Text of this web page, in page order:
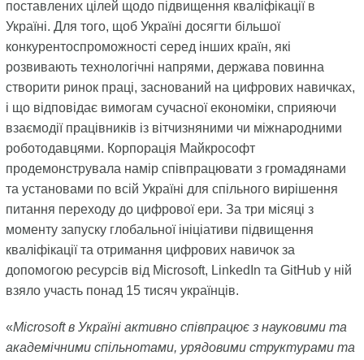
поставлених цілей щодо підвищення кваліфікації в
Україні. Для того, щоб Україні досягти більшої
конкурентоспроможності серед інших країн, які
розвивають технологічні напрями, держава повинна
створити ринок праці, заснований на цифрових навичках,
і що відповідає вимогам сучасної економіки, сприяючи
взаємодії працівників із вітчизняними чи міжнародними
роботодавцями. Корпорація Майкрософт
продемонструвала намір співпрацювати з громадянами
та установами по всій Україні для спільного вирішення
питання переходу до цифрової ери. За три місяці з
моменту запуску глобальної ініціативи підвищення
кваліфікації та отримання цифрових навичок за
допомогою ресурсів від Microsoft, LinkedIn та GitHub у ній
взяло участь понад 15 тисяч українців.
«Microsoft в Україні активно співпрацює з науковими та
академічними спільнотами, урядовими структурами та